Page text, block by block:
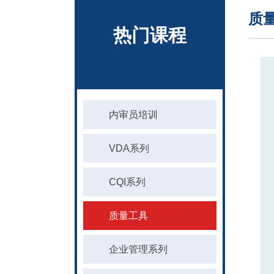
热门课程
内审员培训
VDA系列
CQI系列
质量工具
企业管理系列
质